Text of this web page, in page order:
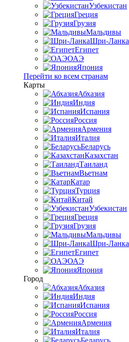
Узбекистан
Греция
Грузия
Мальдивы
Шри-Ланка
Египет
ОАЭ
Япония
Перейти ко всем странам
Карты
Абхазия
Индия
Испания
Россия
Армения
Италия
Беларусь
Казахстан
Таиланд
Вьетнам
Катар
Турция
Китай
Узбекистан
Греция
Грузия
Мальдивы
Шри-Ланка
Египет
ОАЭ
Япония
Город
Абхазия
Индия
Испания
Россия
Армения
Италия
Беларусь